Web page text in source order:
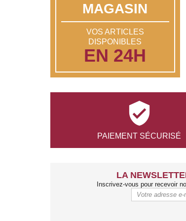
MAGASIN
VOS ARTICLES
DISPONIBLES
EN 24H

PAIEMENT SÉCURISÉ
LA
Inscrivez-vous pour recevoir